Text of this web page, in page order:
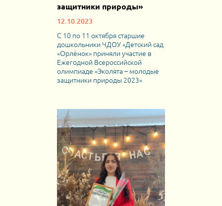
защитники природы»
12.10.2023
С 10 по 11 октября старшие
дошкольники ЧДОУ «Детский сад
«Орлёнок» приняли участие в
Ежегодной Всероссийской
олимпиаде «Эколята – молодые
защитники природы 2023»